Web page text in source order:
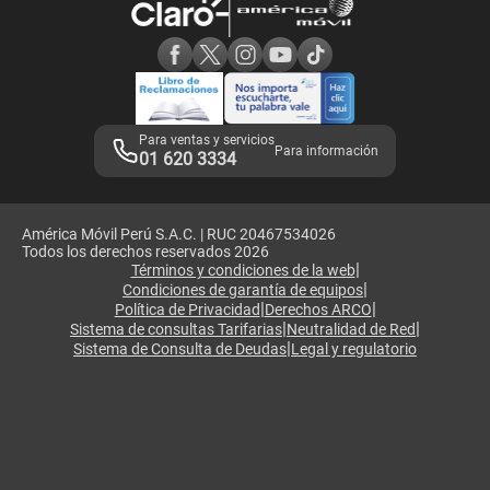
Adquirientes iPhone 6, 6S y SE
Mensaje de Seguridad
Términos y Condiciones de Tienda Claro
Libro de Reclamaciones
Legales de marketplace
Para ventas y servicios
01 620 3334 Para información
América Móvil Perú S.A.C. | RUC 20467534026
Todos los derechos reservados 2026
Términos y condiciones de la web|
Condiciones de garantía de equipos|
Política de Privacidad|Derechos ARCO|
Sistema de consultas Tarifarias|Neutralidad de Red|
Sistema de Consulta de Deudas|Legal y regulatorio